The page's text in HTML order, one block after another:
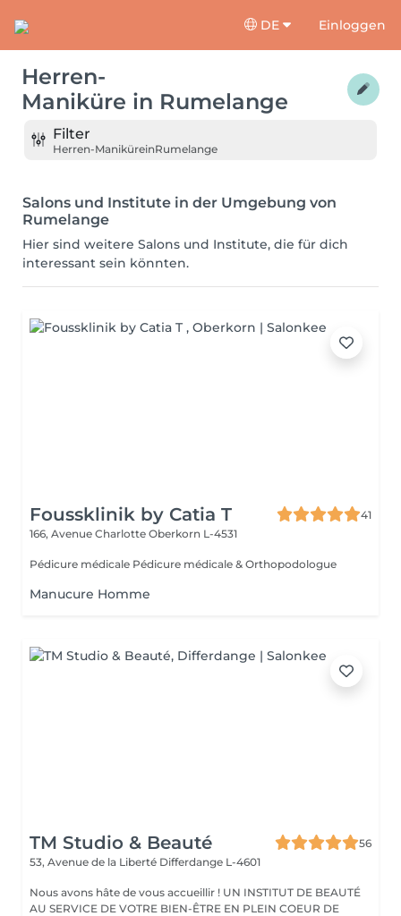
DE Einloggen
Herren-
Maniküre in Rumelange
Filter
Herren-ManiküreinRumelange
Salons und Institute in der Umgebung von
Rumelange
Hier sind weitere Salons und Institute, die für dich
interessant sein könnten.
Foussklinik by Catia T
41
166, Avenue Charlotte Oberkorn L-4531
Pédicure médicale Pédicure médicale & Orthopodologue
Manucure Homme
TM Studio & Beauté
56
53, Avenue de la Liberté Differdange L-4601
Nous avons hâte de vous accueillir ! UN INSTITUT DE BEAUTÉ
AU SERVICE DE VOTRE BIEN-ÊTRE EN PLEIN COEUR DE